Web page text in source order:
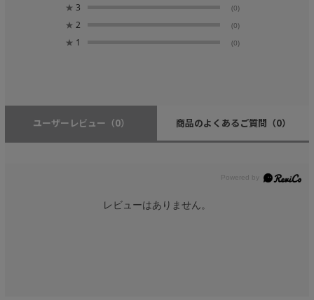
★ 3 (0)
★ 2 (0)
★ 1 (0)
ユーザーレビュー （0） 商品のよくあるご質問 （0）
レビューはありません。